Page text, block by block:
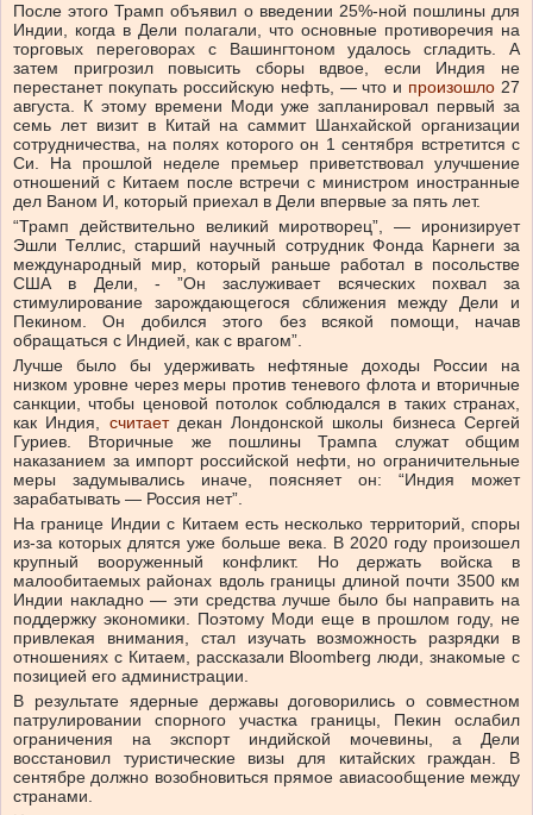
После этого Трамп объявил о введении 25%-ной пошлины для
Индии, когда в Дели полагали, что основные противоречия на
торговых переговорах с Вашингтоном удалось сгладить. А
затем пригрозил повысить сборы вдвое, если Индия не
перестанет покупать российскую нефть, — что и произошло 27
августа. К этому времени Моди уже запланировал первый за
семь лет визит в Китай на саммит Шанхайской организации
сотрудничества, на полях которого он 1 сентября встретится с
Си. На прошлой неделе премьер приветствовал улучшение
отношений с Китаем после встречи с министром иностранные
дел Ваном И, который приехал в Дели впервые за пять лет.
“Трамп действительно великий миротворец”, — иронизирует
Эшли Теллис, старший научный сотрудник Фонда Карнеги за
международный мир, который раньше работал в посольстве
США в Дели, - ”Он заслуживает всяческих похвал за
стимулирование зарождающегося сближения между Дели и
Пекином. Он добился этого без всякой помощи, начав
обращаться с Индией, как с врагом”.
Лучше было бы удерживать нефтяные доходы России на
низком уровне через меры против теневого флота и вторичные
санкции, чтобы ценовой потолок соблюдался в таких странах,
как Индия, считаетдекан Лондонской школы бизнеса Сергей
Гуриев. Вторичные же пошлины Трампа служат общим
наказанием за импорт российской нефти, но ограничительные
меры задумывались иначе, поясняет он: “Индия может
зарабатывать — Россия нет”.
На границе Индии с Китаем есть несколько территорий, споры
из-за которых длятся уже больше века. В 2020 году произошел
крупный вооруженный конфликт. Но держать войска в
малообитаемых районах вдоль границы длиной почти 3500 км
Индии накладно — эти средства лучше было бы направить на
поддержку экономики. Поэтому Моди еще в прошлом году, не
привлекая внимания, стал изучать возможность разрядки в
отношениях с Китаем, рассказали Bloomberg люди, знакомые с
позицией его администрации.
В результате ядерные державы договорились о совместном
патрулировании спорного участка границы, Пекин ослабил
ограничения на экспорт индийской мочевины, а Дели
восстановил туристические визы для китайских граждан. В
сентябре должно возобновиться прямое авиасообщение между
странами.